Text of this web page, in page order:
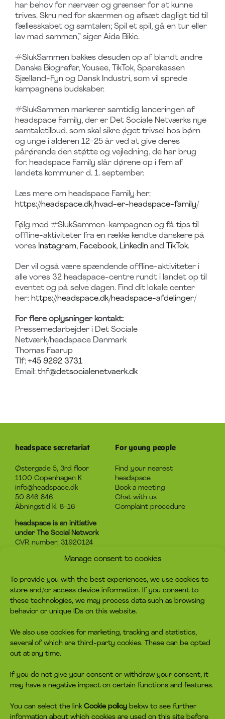
Manage consent to cookies
To provide you with the best experiences, we use cookies to
store and/or access device information. If you consent to
these technologies, we may process data such as browsing
behavior or unique IDs on this website.
We also use cookies for marketing, tracking and statistics,
several of which are third-party cookies. These can be opted
out at any time.
If you do not give your consent or withdraw your consent, it
may have a negative impact on certain functions and features.
You can select the link Cookie policy below to see further
information about which cookies are used on this site before
har behov for nærvær og grænser for at kunne
trives. Skru ned for skærmen og afsæt dagligt tid til
fællesskabet og samtalen; Spil et spil, gå en tur eller
lav mad sammen,” siger Aida Bikic.
#SlukSammen bakkes desuden op af blandt andre
Danske Biografer, Yousee, TikTok, Sparekassen
Sjælland-Fyn og Dansk Industri, som vil sprede
kampagnens budskaber.
#SlukSammen markerer samtidig lanceringen af
headspace Family, der er Det Sociale Netværks nye
samtaletilbud, som skal sikre øget trivsel hos børn
og unge i alderen 12-25 år ved at give deres
pårørende den støtte og vejledning, de har brug
for. headspace Family slår dørene op i fem af
landets kommuner d. 1. september.
Læs mere om headspace Family her:
https://headspace.dk/hvad-er-headspace-family/
Følg med #SlukSammen-kampagnen og få tips til
offline-aktiviteter fra en række kendte danskere på
vores Instagram, Facebook, LinkedInand TikTok.
Der vil også være spændende offline-aktiviteter i
alle vores 32 headspace-centre rundt i landet op til
eventet og på selve dagen. Find dit lokale center
her: https://headspace.dk/headspace-afdelinger/
For flere oplysninger kontakt:
Pressemedarbejder i Det Sociale
Netværk/headspace Danmark
Thomas Faarup
Tlf:+45 9292 3731
Email: thf@detsocialenetvaerk.dk
headspace secretariat
Østergade 5, 3rd floor
1100 Copenhagen K
info@headspace.dk
50 846 846
Åbningstid kl. 8-16
headspace is an initiative
under The Social Network
CVR number: 31920124
For young people
Find your nearest
headspace
Book a meeting
Chat with us
Complaint procedure
About headspace
What is headspace?
The advice
Job
Privacy policy
Contact
Contact us
Become volunteer
Become a member
Make a donation
headspace socials